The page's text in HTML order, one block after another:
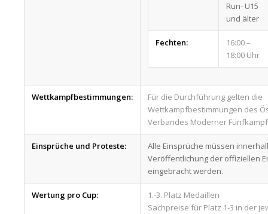
Run- U15
und älter
Fechten:
16:00 –
18:00 Uhr
Wettkampfbestimmungen:
Für die Durchführung gelten die
Wettkampfbestimmungen des
Verbandes Moderner Fünfkampf
Einsprüche und Proteste:
Alle Einsprüche müssen
Veröffentlichung der offiziellen
eingebracht werden.
Wertung pro Cup:
1.-3. Platz Medaillen
Sachpreise für Platz 1-3 in der